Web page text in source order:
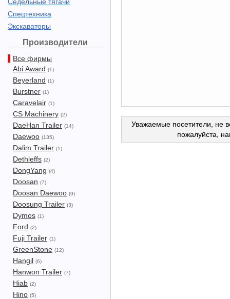
Спецтехника
Экскаваторы
Производители
Все фирмы
Abi Award (1)
Beyerland (1)
Burstner (1)
Caravelair (1)
CS Machinery (2)
DaeHan Trailer (14)
Daewoo (135)
Dalim Trailer (1)
Dethleffs (2)
DongYang (4)
Doosan (7)
Doosan Daewoo (9)
Doosung Trailer (3)
Dymos (1)
Ford (2)
Fuji Trailer (1)
GreenStone (12)
Hangil (6)
Hanwon Trailer (7)
Hiab (2)
Hino (5)
Уважаемые посетители, не
пожалуйста,